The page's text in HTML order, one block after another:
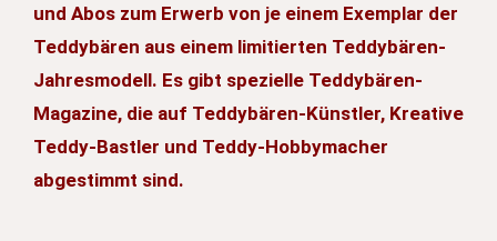
und Abos zum Erwerb von je einem Exemplar der
Teddybären aus einem limitierten Teddybären-
Jahresmodell. Es gibt spezielle Teddybären-
Magazine, die auf Teddybären-Künstler, Kreative
Teddy-Bastler und Teddy-Hobbymacher
abgestimmt sind.